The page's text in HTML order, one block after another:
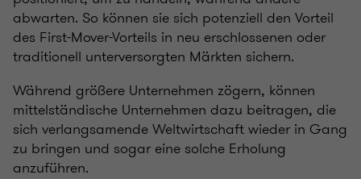
abwarten. So können sie sich potenziell den Vorteil
des First-Mover-Vorteils in neu erschlossenen oder
traditionell unterversorgten Märkten sichern.
Während größere Unternehmen zögern, können
mittelständische Unternehmen dazu beitragen, die
sich verlangsamende Weltwirtschaft wieder in Gang
zu bringen und sogar eine solche Erholung
anzuführen.